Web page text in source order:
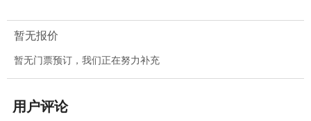
暂无报价
暂无门票预订，我们正在努力补充
用户评论